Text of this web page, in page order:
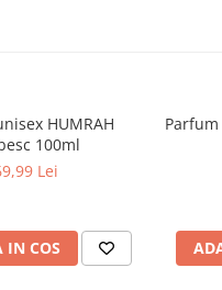
100ml
Lei
IN COS